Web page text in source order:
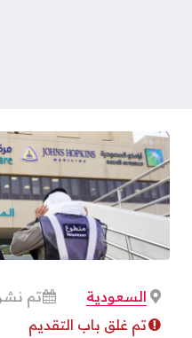
السعودية
تم
تم غلق باب التقديم